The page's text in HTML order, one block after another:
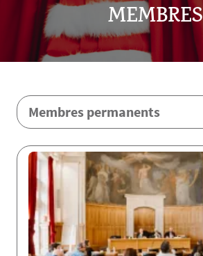
MEMBRES
ContenuMembres permanents